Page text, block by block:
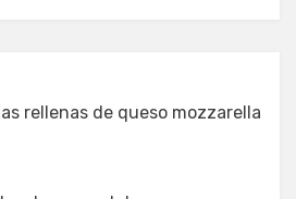
rellenas de queso mozzarella